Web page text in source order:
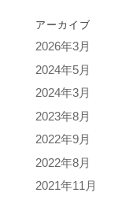
アーカイブ
2026年3月
2024年5月
2024年3月
2023年8月
2022年9月
2022年8月
2021年11月